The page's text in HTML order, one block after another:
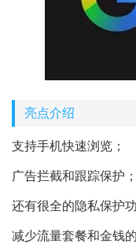
亮点介绍
支持手机快速浏览；
广告拦截和跟踪保护；
还有很全的隐私保护功
减少流量套餐和金钱的